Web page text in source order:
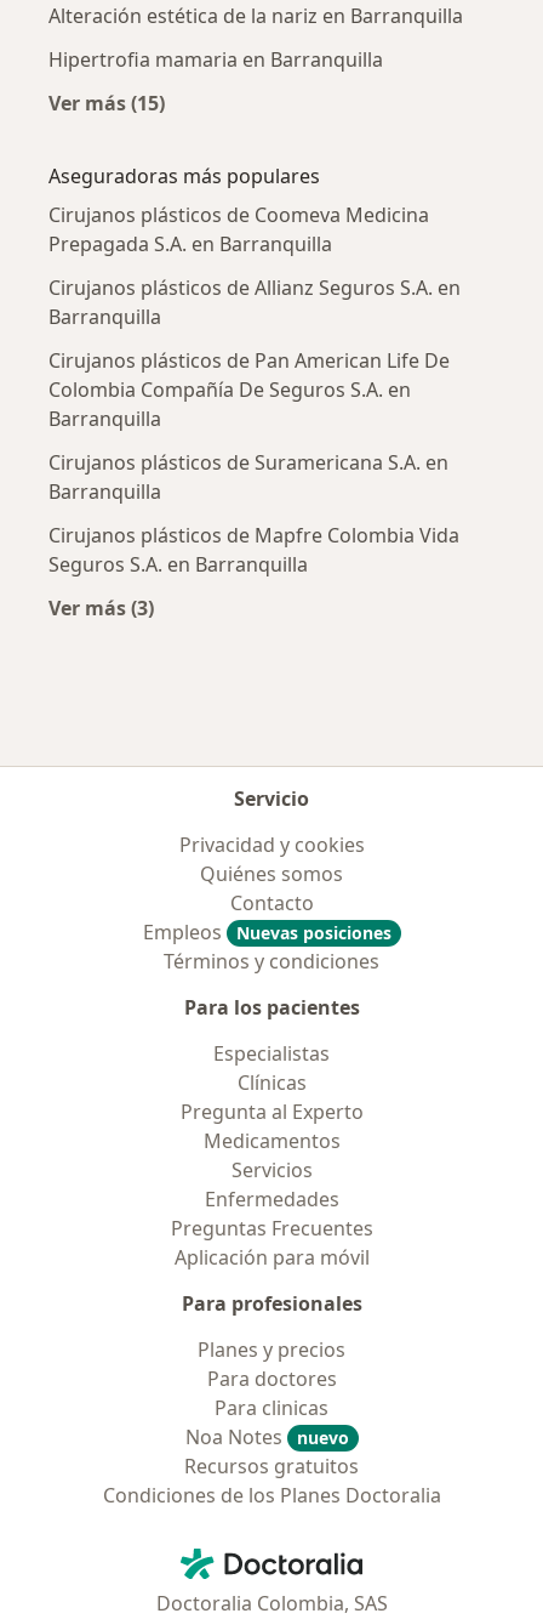
Alteración estética de la nariz en Barranquilla
Hipertrofia mamaria en Barranquilla
Ver más (15)
Aseguradoras más populares
Cirujanos plásticos de Coomeva Medicina
Prepagada S.A. en Barranquilla
Cirujanos plásticos de Allianz Seguros S.A. en
Barranquilla
Cirujanos plásticos de Pan American Life De
Colombia Compañía De Seguros S.A. en
Barranquilla
Cirujanos plásticos de Suramericana S.A. en
Barranquilla
Cirujanos plásticos de Mapfre Colombia Vida
Seguros S.A. en Barranquilla
Ver más (3)
Servicio
Privacidad y cookies
Quiénes somos
Contacto
Empleos
Nuevas posiciones
Términos y condiciones
Para los pacientes
Especialistas
Clínicas
Pregunta al Experto
Medicamentos
Servicios
Enfermedades
Preguntas Frecuentes
Aplicación para móvil
Para profesionales
Planes y precios
Para doctores
Para clinicas
Noa Notes
nuevo
Recursos gratuitos
Condiciones de los Planes Doctoralia
Doctoralia - Página de inicio
Doctoralia Colombia, SAS